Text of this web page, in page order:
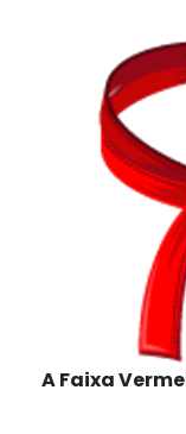
A Faixa